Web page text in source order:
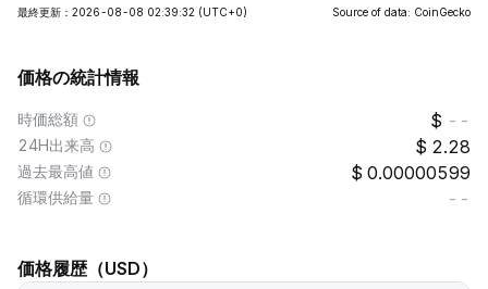
最終更新：2026-08-08 02:39:32 (UTC+0) Source of data: CoinGecko
価格の統計情報
時価総額 --
24H出来高 2.28
過去最高値 0.00000599
循環供給量 --
価格履歴（USD）